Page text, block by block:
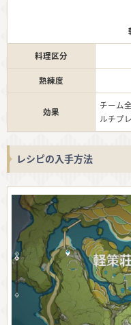
料理区分
熟練度
効果
チーム
ルチプ
レシピの入手方法